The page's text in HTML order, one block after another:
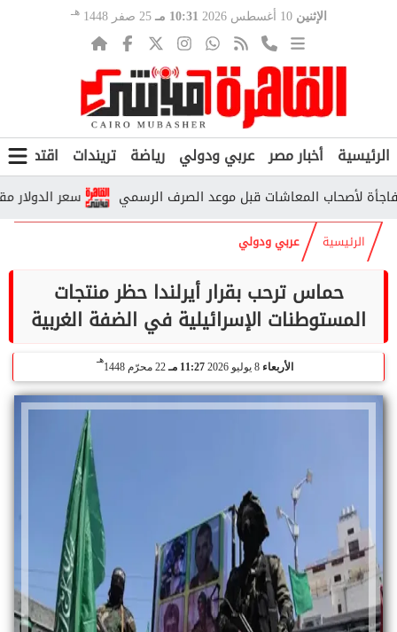
الإثنين 10 أغسطس 2026 10:31 مـ 25 صفر 1448 هـ
الرئيسية أخبار مصر عربي ودولي رياضة تريندات اقتصاد
سعر الدولار مقابل
الرئيسية عربي ودولي
حماس ترحب بقرار أيرلندا حظر منتجات
المستوطنات الإسرائيلية في الضفة الغربية
الأربعاء 11:27 مـ 22 محرّم 1448
هـ